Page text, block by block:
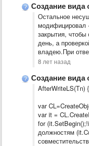
Создание вида
Остальное
модифицировал
закрытия,
день, а
владею.При
8 лет назад
Создание вида
AfterWriteLS(Tn) {
var
var it =
for
должностям